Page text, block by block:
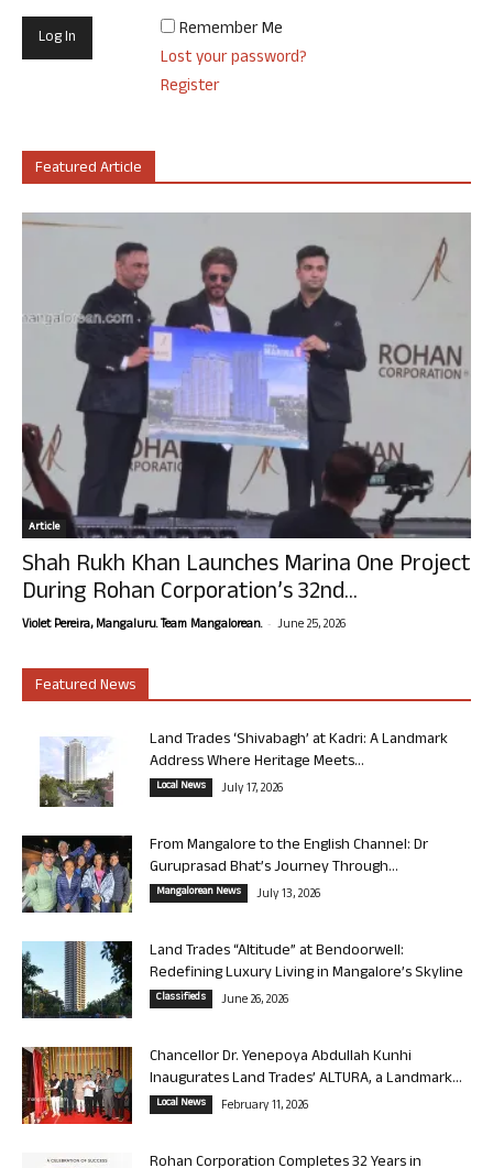
Remember Me
Lost your password?
Register
Featured Article
Article
Shah Rukh Khan Launches Marina One Project
During Rohan Corporation’s 32nd...
Violet Pereira, Mangaluru. Team Mangalorean. - June 25, 2026
Featured News
Land Trades ‘Shivabagh’ at Kadri: A Landmark
Address Where Heritage Meets...
Local News July 17, 2026
From Mangalore to the English Channel: Dr
Guruprasad Bhat’s Journey Through...
Mangalorean News July 13, 2026
Land Trades “Altitude” at Bendoorwell:
Redefining Luxury Living in Mangalore’s Skyline
Classifieds June 26, 2026
Chancellor Dr. Yenepoya Abdullah Kunhi
Inaugurates Land Trades’ ALTURA, a Landmark...
Local News February 11, 2026